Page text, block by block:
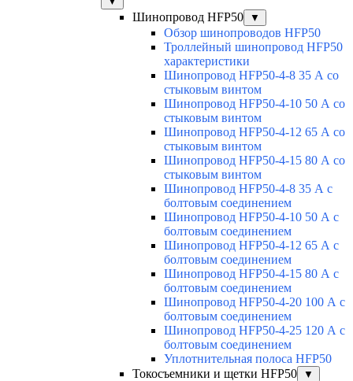
Шинопровод HFP50 ▼
Обзор шинопроводов HFP50
Троллейный шинопровод HFP50
характеристики
Шинопровод HFP50-4-8 35 А со
стыковым винтом
Шинопровод HFP50-4-10 50 А со
стыковым винтом
Шинопровод HFP50-4-12 65 А со
стыковым винтом
Шинопровод HFP50-4-15 80 А со
стыковым винтом
Шинопровод HFP50-4-8 35 А с
болтовым соединением
Шинопровод HFP50-4-10 50 А с
болтовым соединением
Шинопровод HFP50-4-12 65 А с
болтовым соединением
Шинопровод HFP50-4-15 80 А с
болтовым соединением
Шинопровод HFP50-4-20 100 А с
болтовым соединением
Шинопровод HFP50-4-25 120 А с
болтовым соединением
Уплотнительная полоса HFP50
Токосъемники и щетки HFP50
▼